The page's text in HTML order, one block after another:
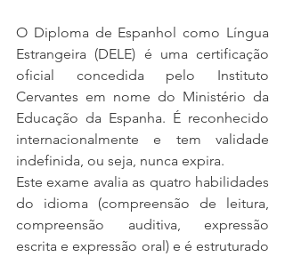
O Diploma de Espanhol como Língua
Estrangeira (DELE) é uma certificação
oficial concedida pelo Instituto
Cervantes em nome do Ministério da
Educação da Espanha. É reconhecido
internacionalmente e tem validade
indefinida, ou seja, nunca expira.
Este exame avalia as quatro habilidades
do idioma (compreensão de leitura,
compreensão auditiva, expressão
escrita e expressão oral) e é estruturado